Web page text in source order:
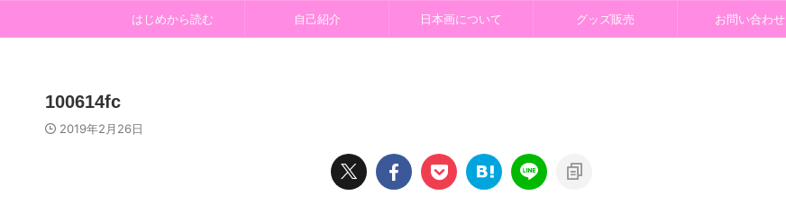
はじめから読む 自己紹介 日本画について グッズ販売 お問い合わせ
100614fc
2019年2月26日